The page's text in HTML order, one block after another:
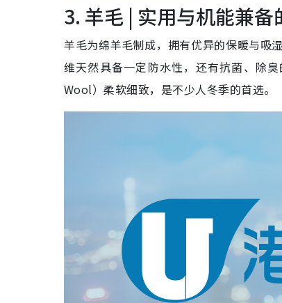
3. 羊毛 | 实用与机能兼备
羊毛为绵羊毛制成，拥有优异的保暖与吸
维天然具备一定防水性，还有抗菌、除
Wool）柔软细致，是不少人冬季的首选。